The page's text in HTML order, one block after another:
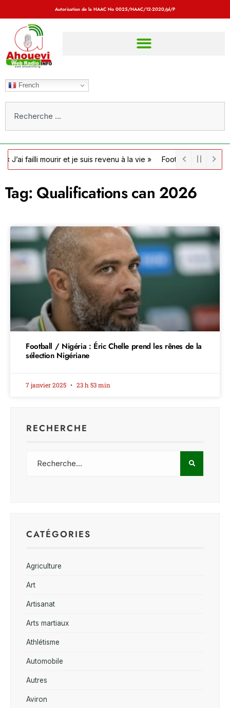
Autorisation de la HAAC No 0025/HAAC/12-2020/pl/P
French
failli mourir et je suis revenu à la vie » Football / Côte d’Ivoire :
Tag: Qualifications can 2026
Football / Nigéria : Éric Chelle prend les rênes de la
sélection Nigériane
7 janvier 2025 23 h 53 min
RECHERCHE
CATÉGORIES
Agriculture
Art
Artisanat
Arts martiaux
Athlétisme
Automobile
Autres
Aviron